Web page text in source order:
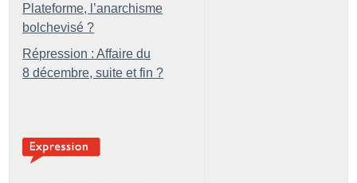
Plateforme, l’anarchisme
bolchevisé ?
Répression : Affaire du
8 décembre, suite et fin ?